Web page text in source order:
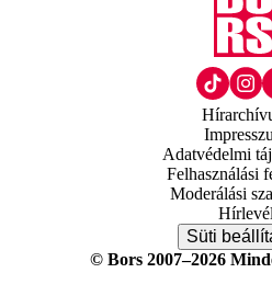
Adatvédelmi
Felhasználási
Moderálási
Hírlevél
Süti
© Bors 2007–2026